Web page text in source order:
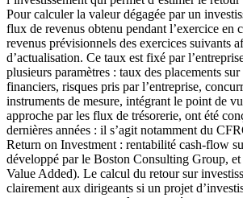
Pour calculer la valeur dégagée par un
flux de revenus obtenu pendant l’exercice en
revenus prévisionnels des exercices suivants
d’actualisation. Ce taux est fixé par
plusieurs paramètres : taux des placements sur
financiers, risques pris par l’entreprise,
instruments de mesure, intégrant le point de
approche par les flux de trésorerie, ont été
dernières années : il s’agit notamment du
Return on Investment : rentabilité cash-flow
développé par le Boston Consulting Group,
Value Added). Le calcul du retour sur
clairement aux dirigeants si un projet